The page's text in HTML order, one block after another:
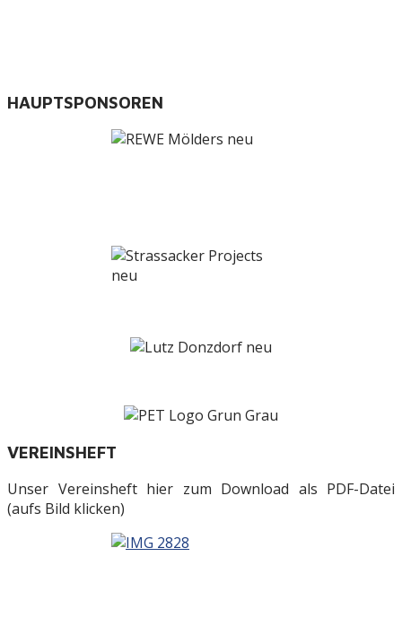
HAUPTSPONSOREN
VEREINSHEFT
Unser Vereinsheft hier zum Download als PDF-Datei
(aufs Bild klicken)